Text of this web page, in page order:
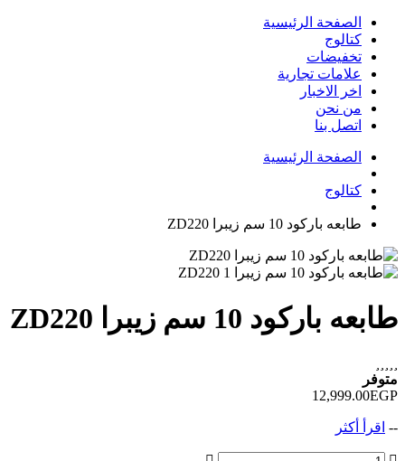
الصفحة الرئيسية
كتالوج
تخفيضات
علامات تجارية
اخر الاخبار
من نحن
اتصل بنا
الصفحة الرئيسية
كتالوج
طابعه باركود 10 سم زيبرا ZD220
طابعه باركود 10 سم زيبرا ZD220
متوفر
12,999.00EGP
-- اقرأ أكثر